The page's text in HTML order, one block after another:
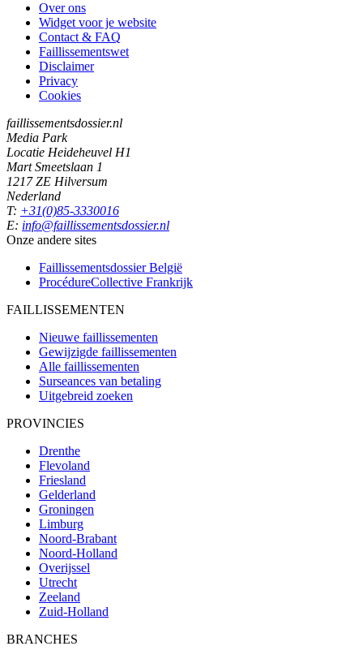
Over ons
Widget voor je website
Contact & FAQ
Faillissementswet
Disclaimer
Privacy
Cookies
faillissementsdossier.nl
Media Park
Locatie Heideheuvel H1
Mart Smeetslaan 1
1217 ZE Hilversum
Nederland
T: +31(0)85-3330016
E: info@faillissementsdossier.nl
Onze andere sites
Faillissementsdossier België
ProcédureCollective Frankrijk
FAILLISSEMENTEN
Nieuwe faillissementen
Gewijzigde faillissementen
Alle faillissementen
Surseances van betaling
Uitgebreid zoeken
PROVINCIES
Drenthe
Flevoland
Friesland
Gelderland
Groningen
Limburg
Noord-Brabant
Noord-Holland
Overijssel
Utrecht
Zeeland
Zuid-Holland
BRANCHES